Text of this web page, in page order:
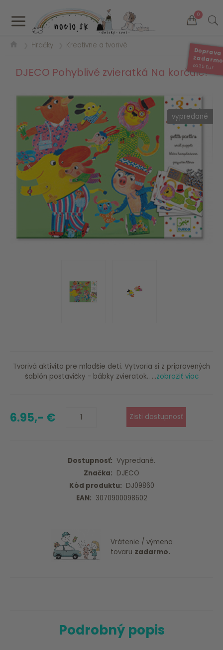
a 0
Doprava
od 35 Eur
Hračky Kreatívne a tvorivé
DJECO Pohyblivé zvieratká Na korčule!
vypredané
Tvorivá aktivita pre mladšie deti. Vytvoria si z pripravených
šablón postavičky - bábky zvieratok.. ...zobraziť viac
6.95,- €
Dostupnosť: Vypredané.
Značka: DJECO
Kód produktu: DJ09860
EAN: 3070900098602
Vrátenie / výmena
tovaru zadarmo.
Podrobný popis